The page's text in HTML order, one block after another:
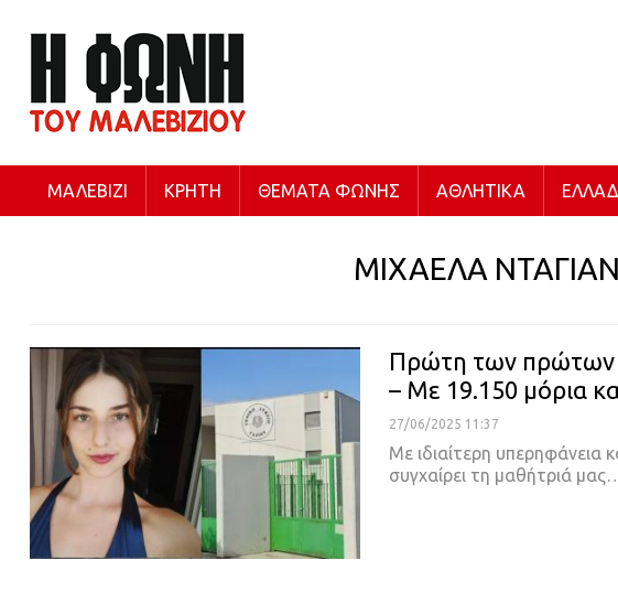
ΜΑΛΕΒΊΖΙ ΚΡΉΤΗ ΘΈΜΑΤΑ ΦΩΝΉΣ ΑΘΛΗΤΙΚΆ
ΜΙΧΑΕΛΑ
Πρώτη των πρώτων
– Με 19.150 μόρια
27/06/2025 11:37
Με ιδιαίτερη υπερηφάνεια
συγχαίρει τη μαθήτριά